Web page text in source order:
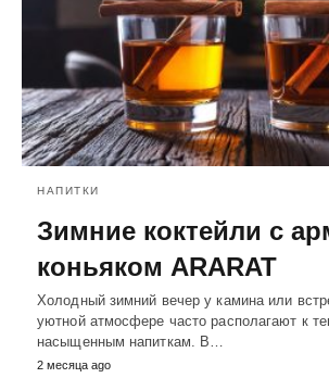
НАПИТКИ
Зимние коктейли с
коньяком ARARAT
Холодный зимний вечер у камина или
уютной атмосфере часто располагают к
насыщенным напиткам. В…
2 месяца ago